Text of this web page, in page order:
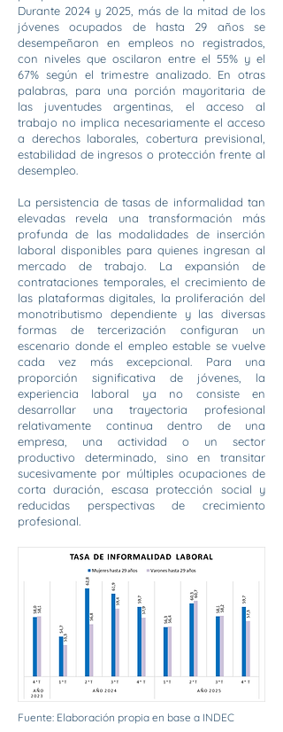
Durante 2024 y 2025, más de la mitad de los
jóvenes ocupados de hasta 29 años se
desempeñaron en empleos no registrados,
con niveles que oscilaron entre el 55% y el
67% según el trimestre analizado. En otras
palabras, para una porción mayoritaria de
las juventudes argentinas, el acceso al
trabajo no implica necesariamente el acceso
a derechos laborales, cobertura previsional,
estabilidad de ingresos o protección frente al
desempleo.
La persistencia de tasas de informalidad tan
elevadas revela una transformación más
profunda de las modalidades de inserción
laboral disponibles para quienes ingresan al
mercado de trabajo. La expansión de
contrataciones temporales, el crecimiento de
las plataformas digitales, la proliferación del
monotributismo dependiente y las diversas
formas de tercerización configuran un
escenario donde el empleo estable se vuelve
cada vez más excepcional. Para una
proporción significativa de jóvenes, la
experiencia laboral ya no consiste en
desarrollar una trayectoria profesional
relativamente continua dentro de una
empresa, una actividad o un sector
productivo determinado, sino en transitar
sucesivamente por múltiples ocupaciones de
corta duración, escasa protección social y
reducidas perspectivas de crecimiento
profesional.
Fuente: Elaboración propia en base a INDEC